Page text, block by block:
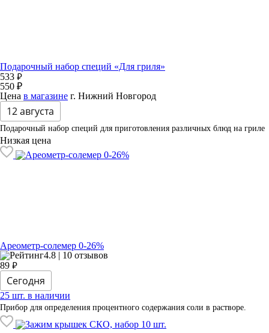
Подарочный набор специй «Для гриля»
533 ₽
550 ₽
Цена в магазине г. Нижний Новгород
12 августа
Подарочный набор специй для приготовления различных блюд на гриле
Низкая цена
Ареометр-солемер 0-26%
4.8 | 10 отзывов
89 ₽
Сегодня
25 шт. в наличии
Прибор для определения процентного содержания соли в растворе.